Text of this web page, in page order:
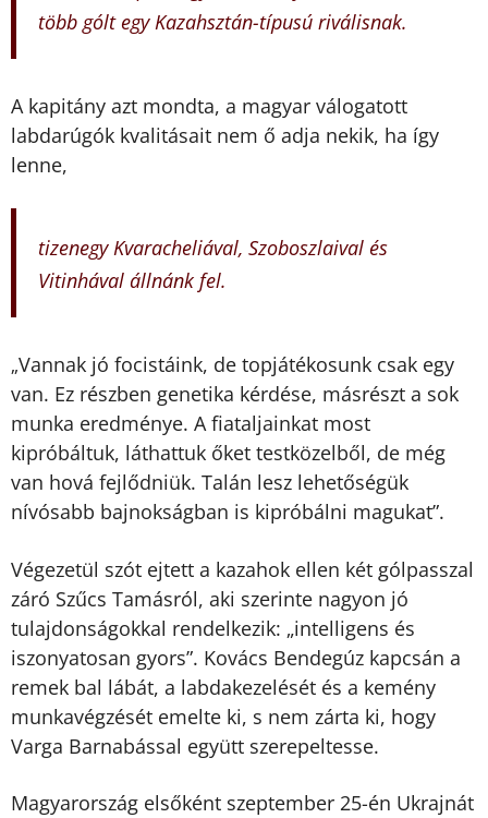
több gólt egy Kazahsztán-típusú riválisnak.
A kapitány azt mondta, a magyar válogatott
labdarúgók kvalitásait nem ő adja nekik, ha így
lenne,
tizenegy Kvaracheliával, Szoboszlaival és
Vitinhával állnánk fel.
„Vannak jó focistáink, de topjátékosunk csak egy
van. Ez részben genetika kérdése, másrészt a sok
munka eredménye. A fiataljainkat most
kipróbáltuk, láthattuk őket testközelből, de még
van hová fejlődniük. Talán lesz lehetőségük
nívósabb bajnokságban is kipróbálni magukat”.
Végezetül szót ejtett a kazahok ellen két gólpasszal
záró Szűcs Tamásról, aki szerinte nagyon jó
tulajdonságokkal rendelkezik: „intelligens és
iszonyatosan gyors”. Kovács Bendegúz kapcsán a
remek bal lábát, a labdakezelését és a kemény
munkavégzését emelte ki, s nem zárta ki, hogy
Varga Barnabással együtt szerepeltesse.
Magyarország elsőként szeptember 25-én Ukrajnát